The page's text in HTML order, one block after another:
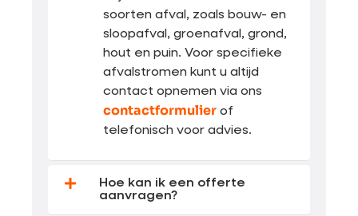
soorten afval, zoals bouw- en
sloopafval, groenafval, grond,
hout en puin. Voor specifieke
afvalstromen kunt u altijd
contact opnemen via ons
contactformulier of
telefonisch voor advies.
Hoe kan ik een offerte
aanvragen?